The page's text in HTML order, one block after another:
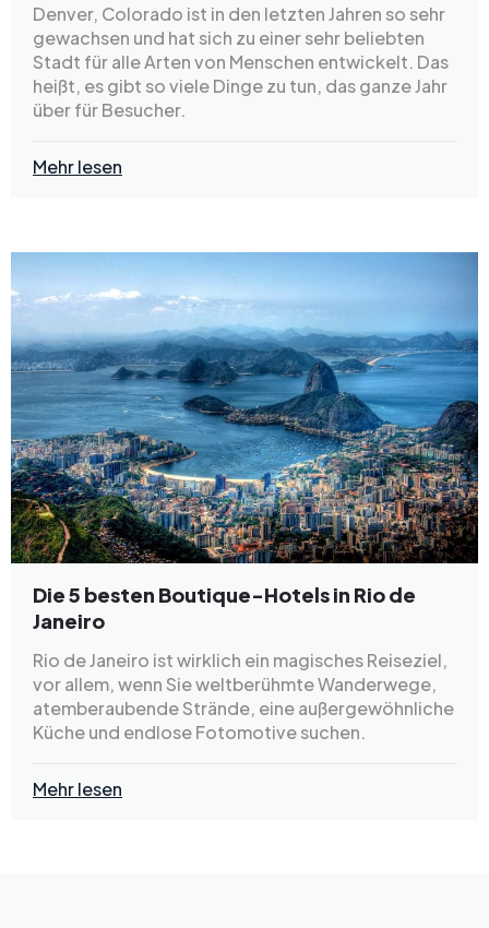
Denver, Colorado ist in den letzten Jahren so sehr
gewachsen und hat sich zu einer sehr beliebten
Stadt für alle Arten von Menschen entwickelt. Das
heißt, es gibt so viele Dinge zu tun, das ganze Jahr
über für Besucher.
Mehr lesen
Die 5 besten Boutique-Hotels in Rio de
Janeiro
Rio de Janeiro ist wirklich ein magisches Reiseziel,
vor allem, wenn Sie weltberühmte Wanderwege,
atemberaubende Strände, eine außergewöhnliche
Küche und endlose Fotomotive suchen.
Mehr lesen